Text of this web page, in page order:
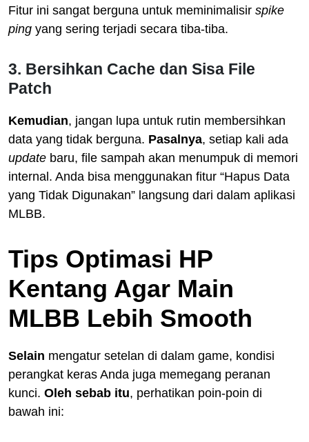
Fitur ini sangat berguna untuk meminimalisir spike
ping yang sering terjadi secara tiba-tiba.
3. Bersihkan Cache dan Sisa File
Patch
Kemudian, jangan lupa untuk rutin membersihkan
data yang tidak berguna. Pasalnya, setiap kali ada
update baru, file sampah akan menumpuk di memori
internal. Anda bisa menggunakan fitur “Hapus Data
yang Tidak Digunakan” langsung dari dalam aplikasi
MLBB.
Tips Optimasi HP
Kentang Agar Main
MLBB Lebih Smooth
Selain mengatur setelan di dalam game, kondisi
perangkat keras Anda juga memegang peranan
kunci. Oleh sebab itu, perhatikan poin-poin di
bawah ini: